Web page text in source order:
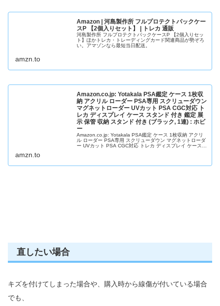
Amazon | 河島製作所 フルプロテクトパックケー
スP 【2個入りセット】 | トレカ 通販
河島製作所 フルプロテクトパックケースP 【2個入りセッ
ト】ほかトレカ・トレーディングカード関連商品が勢ぞろ
い。アマゾンなら最短当日配送。
amzn.to
Amazon.co.jp: Yotakala PSA鑑定 ケース 1枚収
納 アクリル ローダー PSA専用 スクリューダウン
マグネットローダー UVカット PSA CGC対応 ト
レカ ディスプレイ ケース スタンド 付き 鑑定 展
示 保管 収納 スタンド 付き (ブラック, 1連) : ホビ
ー
Amazon.co.jp: Yotakala PSA鑑定 ケース 1枚収納 アクリ
ル ローダー PSA専用 スクリューダウン マグネットローダ
ー UVカット PSA CGC対応 トレカ ディスプレイ ケース
amzn.to
直したい場合
キズを付けてしまった場合や、購入時から線傷が付いている場合
でも、